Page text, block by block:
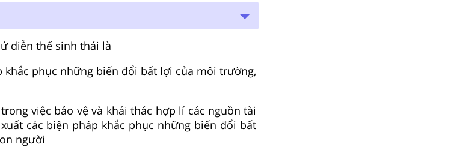
diễn thế sinh thái là
khắc phục những biến đổi bất lợi của môi trường,
việc bảo vệ và khái thác hợp lí các nguồn tài
các biện pháp khắc phục những biến đổi bất
người